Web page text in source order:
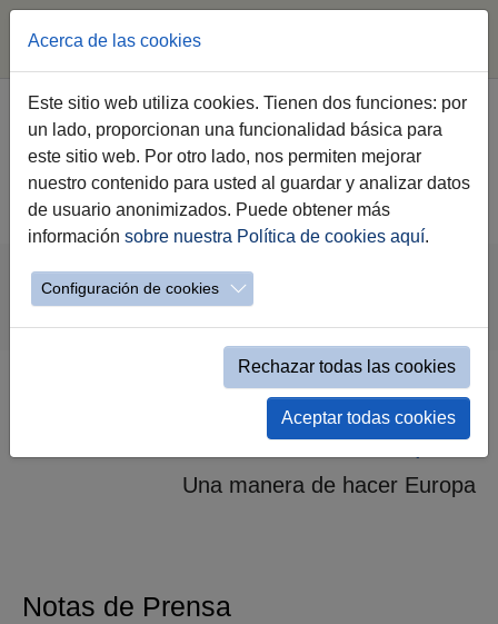
Jerez.es
Webs Municipales
Gestión de Planes Especiales - Fondos Europeos
Edusi
Comunicacion Notas de Prensa
Gestión de Planes Especiales -
Fondos Europeos
Una manera de hacer Europa
Notas de Prensa
Acerca de las cookies
Este sitio web utiliza cookies. Tienen dos funciones: por
un lado, proporcionan una funcionalidad básica para
este sitio web. Por otro lado, nos permiten mejorar
nuestro contenido para usted al guardar y analizar datos
de usuario anonimizados. Puede obtener más
información sobre nuestra Política de cookies aquí.
Configuración de cookies
Rechazar todas las cookies
Aceptar todas cookies